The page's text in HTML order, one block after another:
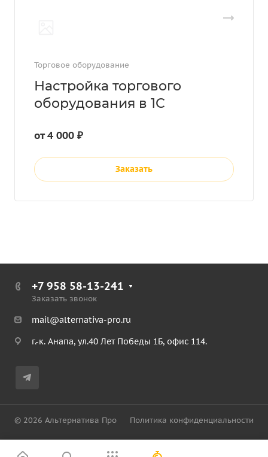
Торговое оборудование
Настройка торгового
оборудования в 1С
от 4 000 ₽
Заказать
+7 958 58-13-241
Заказать звонок
mail@alternativa-pro.ru
г.-к. Анапа, ул.40 Лет Победы 1Б, офис 114.
© 2026 Альтернатива Про Политика конфиденциальности